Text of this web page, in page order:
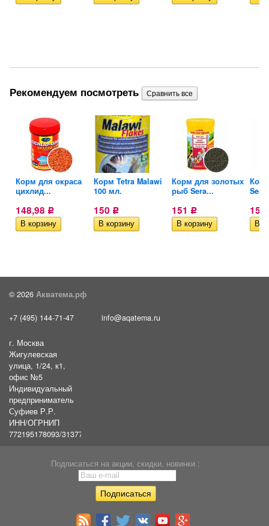
Рекомендуем посмотреть
Корм для окраса
цихлид...
148,98 Р
Корм Tetra Malawi
100 мл.
150 Р
Корм для золотых
рыб Sera...
151 Р
Sera
151
© 2026 Акватема.рф
+7 (495) 144-71-47 info@aqatema.ru
г. Москва
Жигулевская
улица, 1/24, к1,
офис №5
Индивидуальный
предприниматель
Суфиев Р.Р.
ИНН/ОГРНИП
772195178093/31377461610054
Подписаться на акции, скидки, новинки :